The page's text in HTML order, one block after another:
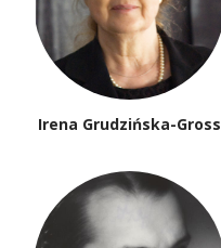
Irena Grudzińska-Gross